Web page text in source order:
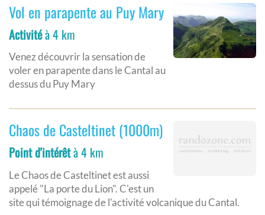
Vol en parapente au Puy Mary
Activitéà 4 km
Venez découvrir la sensation de
voler en parapente dans le Cantal au
dessus du Puy Mary
Chaos de Casteltinet (1000m)
Point d'intérêtà 4 km
Le Chaos de Casteltinet est aussi
appelé "La porte du Lion". C'est un
site qui témoignage de l'activité volcanique du Cantal.